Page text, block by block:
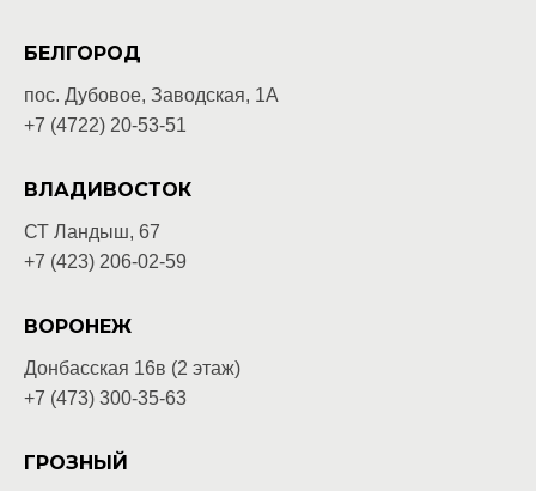
БЕЛГОРОД
пос. Дубовое, Заводская, 1А
+7 (4722) 20-53-51
ВЛАДИВОСТОК
СТ Ландыш, 67
+7 (423) 206-02-59
ВОРОНЕЖ
Донбасская 16в (2 этаж)
+7 (473) 300-35-63
ГРОЗНЫЙ